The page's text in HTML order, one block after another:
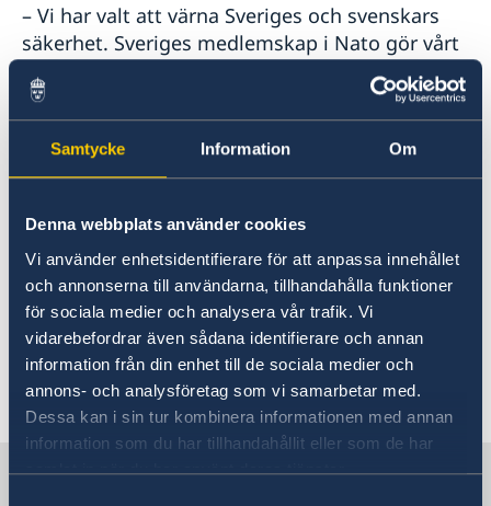
Samtycke Information Om
Denna webbplats använder cookies
Vi använder enhetsidentifierare för att anpassa innehållet
och annonserna till användarna, tillhandahålla funktioner
för sociala medier och analysera vår trafik. Vi
vidarebefordrar även sådana identifierare och annan
information från din enhet till de sociala medier och
annons- och analysföretag som vi samarbetar med.
Dessa kan i sin tur kombinera informationen med annan
information som du har tillhandahållit eller som de har
samlat in när du har använt deras tjänster.
– Vi har valt att värna Sveriges och svenskars
säkerhet. Sveriges medlemskap i Nato gör vårt
land säkrare. Vi står inte ensamma i en orolig
tid, säger utrikesminister Maria Malmer
Stenergard.
Läs pressmeddelandet om utrikesdeklarationen
på regeringen.se.
Läs hela utrikesdeklarationen på regeringen.se.
Senast uppdaterad 19 feb. 2026, 09.51
Sverige i Indonesien